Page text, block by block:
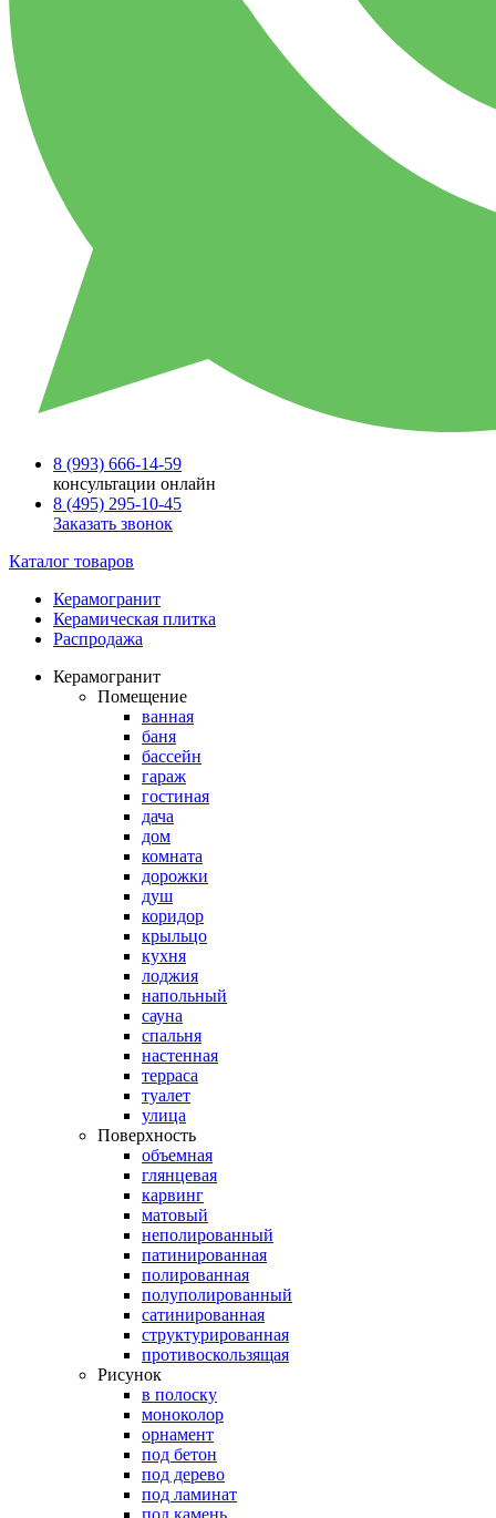
8 (993) 666-14-59
консультации онлайн
8 (495) 295-10-45
Заказать звонок
Каталог товаров
Керамогранит
Керамическая плитка
Распродажа
Керамогранит
Помещение
ванная
баня
бассейн
гараж
гостиная
дача
дом
комната
дорожки
душ
коридор
крыльцо
кухня
лоджия
напольный
сауна
спальня
настенная
терраса
туалет
улица
Поверхность
объемная
глянцевая
карвинг
матовый
неполированный
патинированная
полированная
полуполированный
сатинированная
структурированная
противоскользящая
Рисунок
в полоску
моноколор
орнамент
под бетон
под дерево
под ламинат
под камень